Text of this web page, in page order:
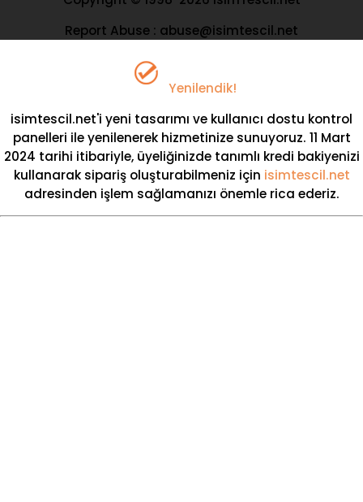
Report Abuse : abuse@isimtescil.net
Yenilendik!
isimtescil.net'i yeni tasarımı ve kullanıcı dostu kontrol
panelleri ile yenilenerek hizmetinize sunuyoruz. 11 Mart
2024 tarihi itibariyle, üyeliğinizde tanımlı kredi bakiyenizi
kullanarak sipariş oluşturabilmeniz için isimtescil.net
adresinden işlem sağlamanızı önemle rica ederiz.